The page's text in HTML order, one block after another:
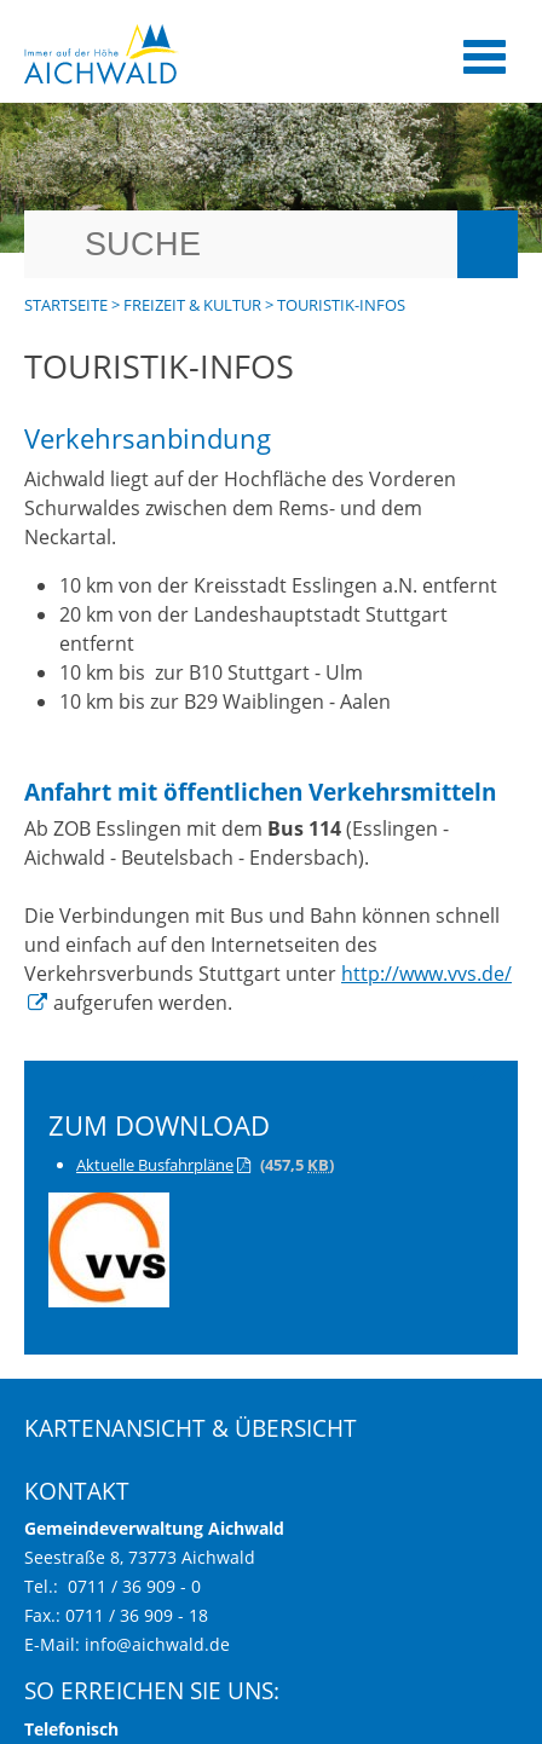
STARTSEITE> FREIZEIT & KULTUR>TOURISTIK-INFOS
TOURISTIK-INFOS
Verkehrsanbindung
Aichwald liegt auf der Hochfläche des Vorderen
Schurwaldes zwischen dem Rems- und dem
Neckartal.
10 km von der Kreisstadt Esslingen a.N. entfernt
20 km von der Landeshauptstadt Stuttgart
entfernt
10 km bis zur B10 Stuttgart - Ulm
10 km bis zur B29 Waiblingen - Aalen
Anfahrt mit öffentlichen Verkehrsmitteln
Ab ZOB Esslingen mit dem Bus 114(Esslingen -
Aichwald - Beutelsbach - Endersbach).
Die Verbindungen mit Bus und Bahn können schnell
und einfach auf den Internetseiten des
Verkehrsverbunds Stuttgart unter http://www.vvs.de/
aufgerufen werden.
ZUM DOWNLOAD
Aktuelle Busfahrpläne (457,5 KB)
KARTENANSICHT & ÜBERSICHT
KONTAKT
Gemeindeverwaltung Aichwald
Seestraße 8, 73773 Aichwald
Tel.: 0711 / 36 909 - 0
Fax.: 0711 / 36 909 - 18
E-Mail: info@aichwald.de
SO ERREICHEN SIE UNS:
Telefonisch